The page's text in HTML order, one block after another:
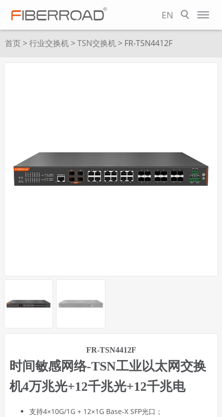
EN
首页>行业交换机>TSN交换机> FR-TSN4412F
FR-TSN4412F
时间敏感网络-TSN工业以太网交换
机4万兆光+12千兆光+12千兆电
支持4×10G/1G + 12×1G Base-X SFP光口；